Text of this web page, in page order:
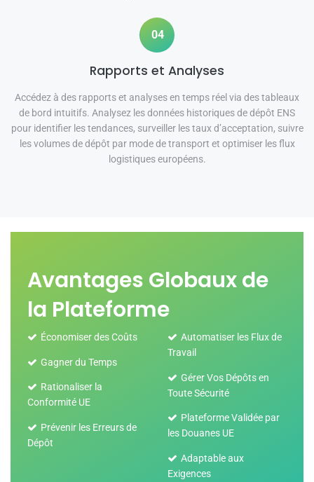
04
Rapports et Analyses
Accédez à des rapports et analyses en temps réel via des tableaux
de bord intuitifs. Analysez les données historiques de dépôt ENS
pour identifier les tendances, surveiller les taux d’acceptation, suivre
les volumes de dépôt par mode de transport et optimiser les flux
logistiques européens.
Avantages Globaux de
la Plateforme
Économiser des Coûts
Gagner du Temps
Rationaliser la
Conformité UE
Prévenir les Erreurs de
Dépôt
Automatiser les Flux de
Travail
Gérer Vos Dépôts en
Toute Sécurité
Plateforme Validée par
les Douanes UE
Adaptable aux
Exigences